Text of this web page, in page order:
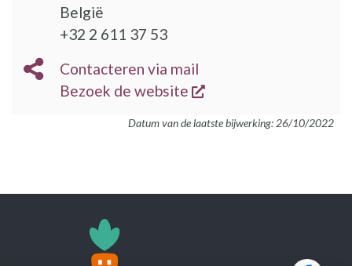
België
TELEFOON
+32 2 611 37 53
E-
MAIL
Contacteren via mail
BEZOEK
WEBSITE
Bezoek de website opent een nieuw
Datum van de laatste bijwerking: 26/10/2022